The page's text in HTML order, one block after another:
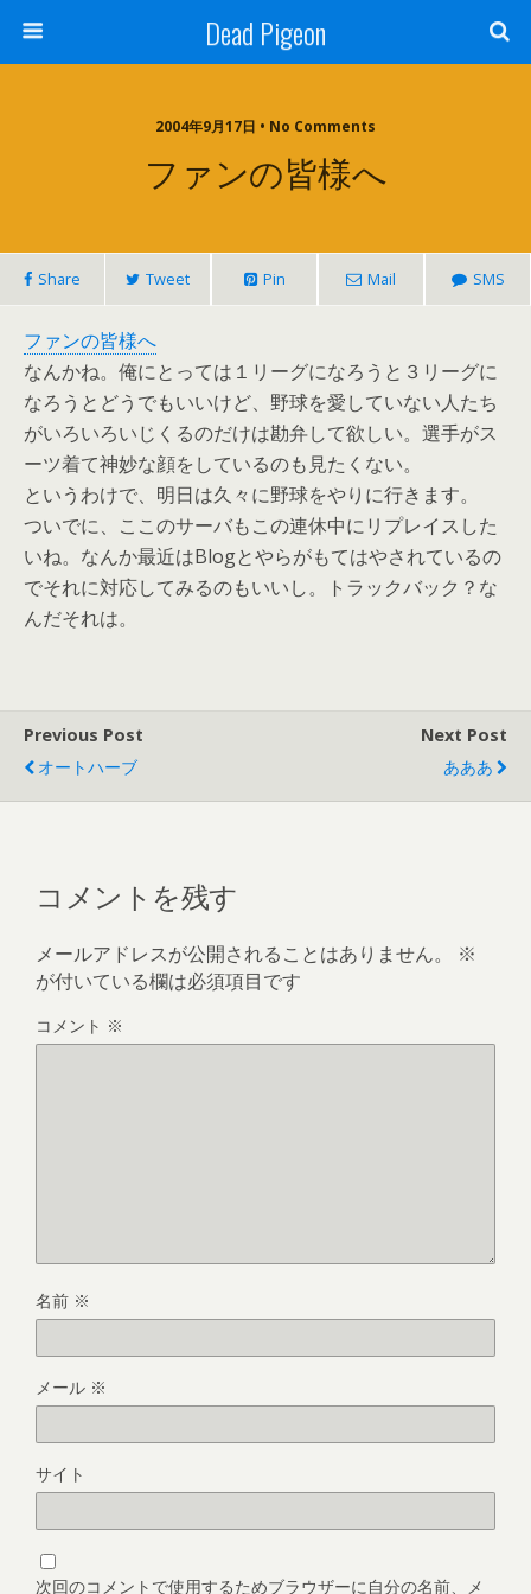
Dead Pigeon
2004年9月17日 • No Comments
ファンの皆様へ
Share Tweet Pin Mail SMS
ファンの皆様へ
なんかね。俺にとっては１リーグになろうと３リーグに
なろうとどうでもいいけど、野球を愛していない人たち
がいろいろいじくるのだけは勘弁して欲しい。選手がス
ーツ着て神妙な顔をしているのも見たくない。
というわけで、明日は久々に野球をやりに行きます。
ついでに、ここのサーバもこの連休中にリプレイスした
いね。なんか最近はBlogとやらがもてはやされているの
でそれに対応してみるのもいいし。トラックバック？な
んだそれは。
Previous Post
オートハーブ
Next Post
あああ
コメントを残す
メールアドレスが公開されることはありません。
※
が付いている欄は必須項目です
コメント ※
名前 ※
メール ※
サイト
次回のコメントで使用するためブラウザーに自分の名前、メ